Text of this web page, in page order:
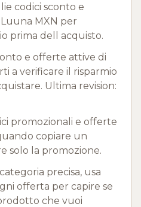
codici sconto e
MXN per
prima dell acquisto.
e offerte attive di
a verificare il risparmio
Ultima revision:
promozionali e offerte
copiare un
solo la promozione.
precisa, usa
offerta per capire se
che vuoi